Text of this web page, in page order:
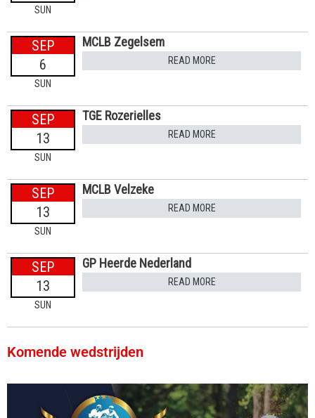
SUN
SEP
6
SUN
MCLB Zegelsem
READ MORE
SEP
13
SUN
TGE Rozerielles
READ MORE
SEP
13
SUN
MCLB Velzeke
READ MORE
SEP
13
SUN
GP Heerde Nederland
READ MORE
Komende wedstrijden